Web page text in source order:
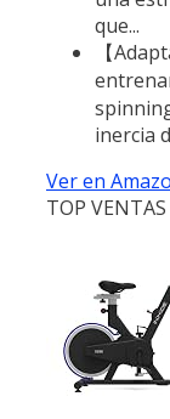
que...
【
inercia
Ver en
TOP